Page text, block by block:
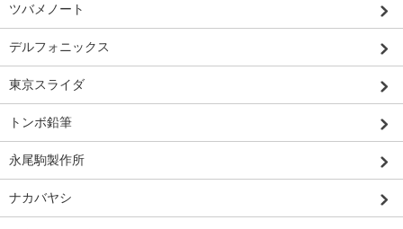
ツバメノート
デルフォニックス
東京スライダ
トンボ鉛筆
永尾駒製作所
ナカバヤシ